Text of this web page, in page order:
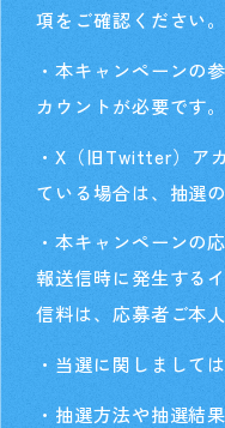
項をご確認ください。
・本キャンペーンの
カウントが必要です。
・X（旧Twitter）ア
ている場合は、抽選
・本キャンペーンの
報送信時に発生する
信料は、応募者ご本
・当選に関しまして
・抽選方法や抽選結